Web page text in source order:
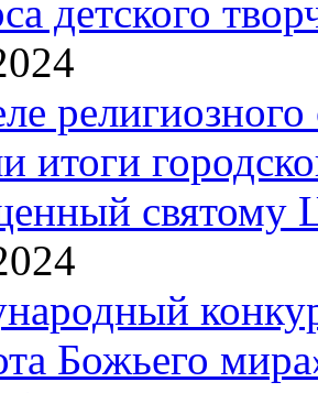
детского
религиозного
итоги
святому
Божьего